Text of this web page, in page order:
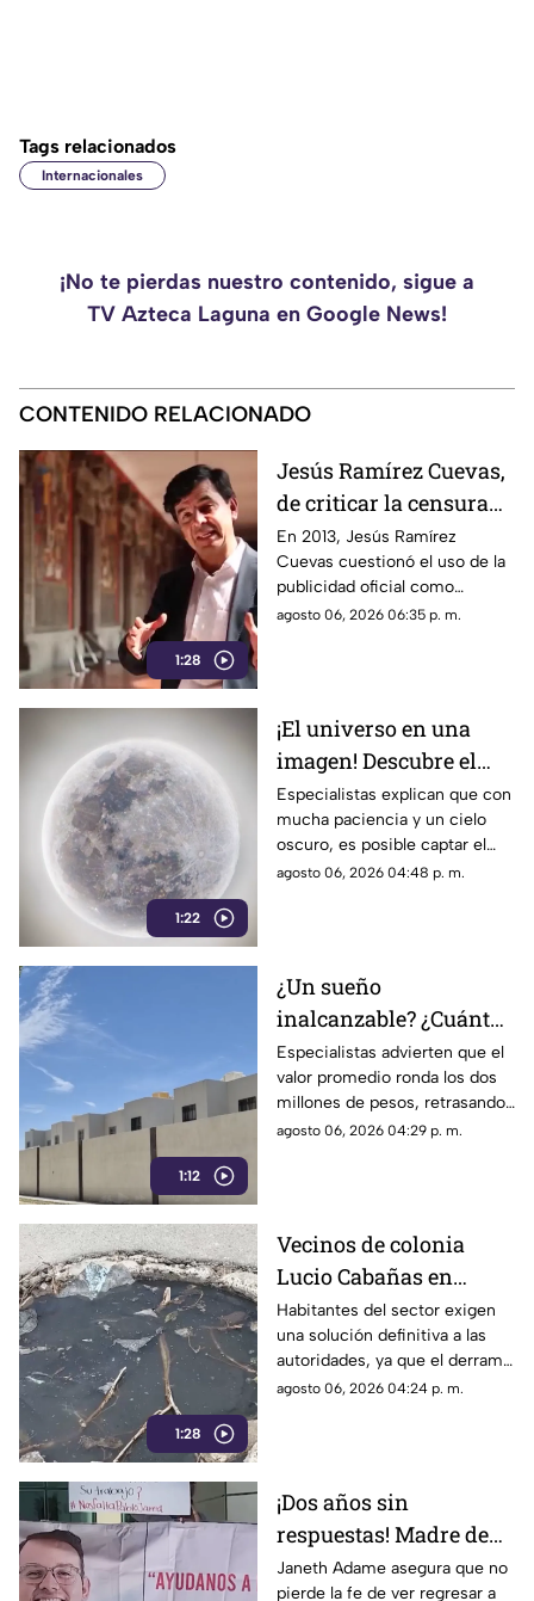
Tags relacionados
Internacionales
¡No te pierdas nuestro contenido, sigue a
TV Azteca Laguna en Google News!
CONTENIDO RELACIONADO
1:28
Jesús Ramírez Cuevas,
de criticar la censura
por publicidad oficial a
ser señalado por
estrategia de control
informativo
En 2013, Jesús Ramírez
Cuevas cuestionó el uso de la
publicidad oficial como
herramienta para presionar a
relacionadas con la difusión de
la información.
agosto 06, 2026 06:35 p. m.
1:22
¡El universo en una
imagen! Descubre el
fascinante mundo de la
astrofotografía en La
Laguna
Especialistas explican que con
mucha paciencia y un cielo
oscuro, es posible captar el
aparente movimiento de las
agosto 06, 2026 04:48 p. m.
1:12
¿Un sueño
inalcanzable? ¿Cuánto
cuesta comprar una
casa en La Laguna?
Especialistas advierten que el
valor promedio ronda los dos
millones de pesos, retrasando
considerablemente la edad en
agosto 06, 2026 04:29 p. m.
1:28
Vecinos de colonia
Lucio Cabañas en
Lerdo exigen a SAPAL
reparar constante brote
de aguas negras
Habitantes del sector exigen
una solución definitiva a las
autoridades, ya que el derrame
representa un grave foco de
agosto 06, 2026 04:24 p. m.
¡Dos años sin
respuestas! Madre de
Pablo Jared mantiene
Janeth Adame asegura que no
pierde la fe de ver regresar a